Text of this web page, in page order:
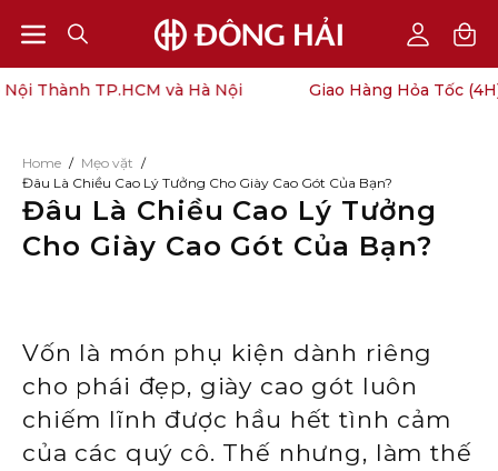
Open
navigation
OPEN
SEARCH
BAR
My
Account
Thành TP.HCM và Hà Nội Giao Hàng Hỏa Tốc (4H)
Home / Mẹo vặt /
Đâu Là Chiều Cao Lý Tưởng Cho Giày Cao Gót Của Bạn?
Đâu Là Chiều Cao Lý Tưởng
Cho Giày Cao Gót Của Bạn?
Vốn là món phụ kiện dành riêng
cho phái đẹp, giày cao gót luôn
chiếm lĩnh được hầu hết tình cảm
của các quý cô. Thế nhưng, làm thế